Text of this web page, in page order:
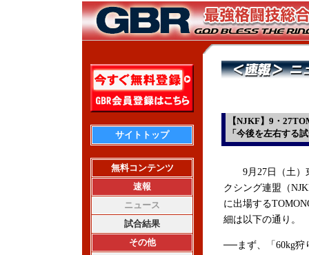
サイトトップ
無料コンテンツ
速報
ニュース
試合結果
その他
【NJKF】9・
「今後を左右する
9月27日（土）東
クシング連盟（
に出場する
細は以下の通り。
──まず、「60kg狩